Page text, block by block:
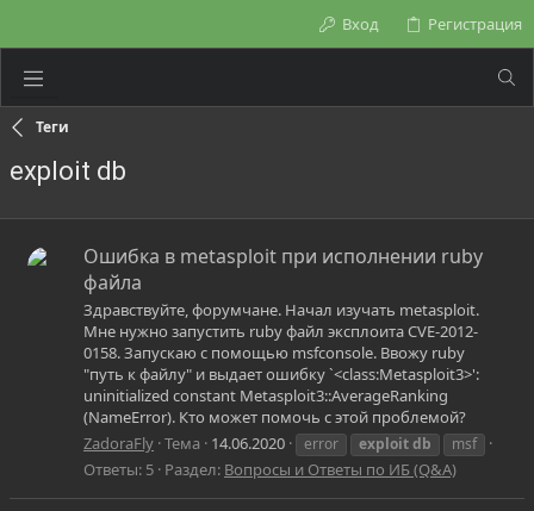
Вход Регистрация
Теги
exploit db
Ошибка в metasploit при исполнении ruby
файла
Здравствуйте, форумчане. Начал изучать metasploit.
Мне нужно запустить ruby файл эксплоита CVE-2012-
0158. Запускаю с помощью msfconsole. Ввожу ruby
"путь к файлу" и выдает ошибку `<class:Metasploit3>':
uninitialized constant Metasploit3::AverageRanking
(NameError). Кто может помочь с этой проблемой?
ZadoraFly Тема 14.06.2020 error exploitdb msf
Ответы: 5 Раздел: Вопросы и Ответы по ИБ (Q&A)